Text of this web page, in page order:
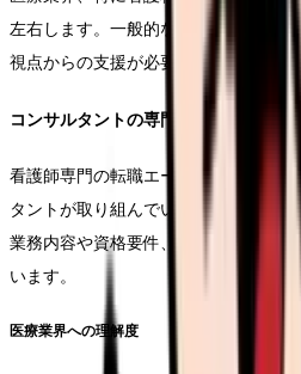
左右します。一般的な転職エージェ
視点からの支援が必要です。
コンサルタントの専門知識
看護師専門の転職エージェントには
タントが取り組んでいます。これら
業務内容や資格要件、さらには各医療
います。
医療業界への理解度